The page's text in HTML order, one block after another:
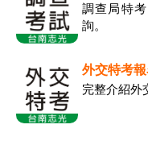
調查局特
詢。
外交特考
完整介紹外